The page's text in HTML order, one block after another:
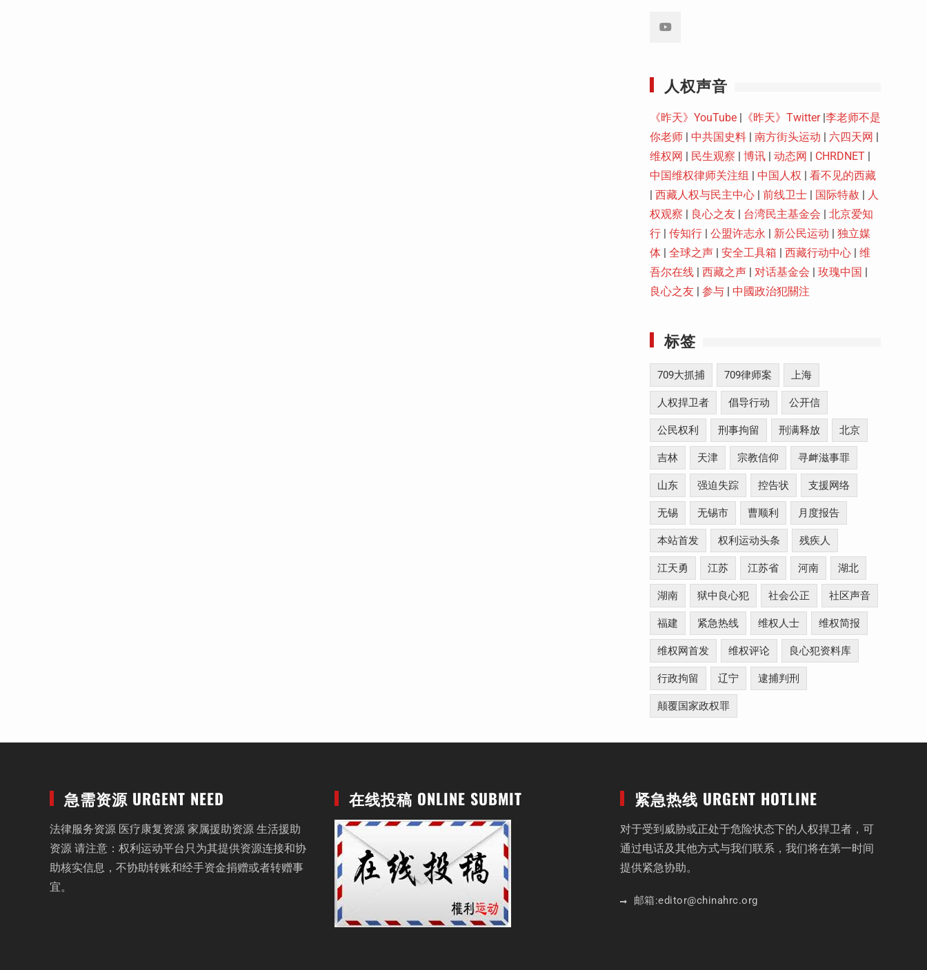
人权声音
《昨天》YouTube | 《昨天》Twitter|李老师不是
你老师 | 中共国史料 | 南方街头运动 | 六四天网 |
维权网 | 民生观察 | 博讯 | 动态网 | CHRDNET |
中国维权律师关注组 | 中国人权 | 看不见的西藏
| 西藏人权与民主中心 | 前线卫士 | 国际特赦 | 人
权观察 | 良心之友 | 台湾民主基金会 | 北京爱知
行 | 传知行 | 公盟许志永 | 新公民运动 | 独立媒
体 | 全球之声 | 安全工具箱 | 西藏行动中心 | 维
吾尔在线 | 西藏之声 | 对话基金会 | 玫瑰中国 |
良心之友 | 参与 | 中國政治犯關注
标签
709大抓捕 709律师案 上海
人权捍卫者 倡导行动 公开信
公民权利 刑事拘留 刑满释放 北京
吉林 天津 宗教信仰 寻衅滋事罪
山东 强迫失踪 控告状 支援网络
无锡 无锡市 曹顺利 月度报告
本站首发 权利运动头条 残疾人
江天勇 江苏 江苏省 河南 湖北
湖南 狱中良心犯 社会公正 社区声音
福建 紧急热线 维权人士 维权简报
维权网首发 维权评论 良心犯资料库
行政拘留 辽宁 逮捕判刑
颠覆国家政权罪
急需资源 URGENT NEED
法律服务资源 医疗康复资源 家属援助资源 生活援助
资源 请注意：权利运动平台只为其提供资源连接和协
助核实信息，不协助转账和经手资金捐赠或者转赠事
宜。
在线投稿 ONLINE SUBMIT 紧急热线 URGENT HOTLINE
对于受到威胁或正处于危险状态下的人权捍卫者，可
通过电话及其他方式与我们联系，我们将在第一时间
提供紧急协助。
邮箱:editor@chinahrc.org